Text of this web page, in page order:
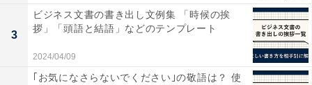
設定7選
バッテリーの消耗を抑える効果が期待できる設定がいく
つかあるので、ご紹介します。
3
ビジネス文書の書き出し文例集 「時候の挨
拶」「頭語と結語」などのテンプレート
2024/04/09
｢お気になさらないでください｣の敬語は？ 使